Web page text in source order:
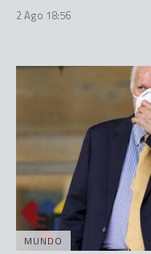
2 Ago 18:56
MUNDO